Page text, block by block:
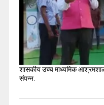
शासकीय उच्च माध्यमिक
संपन्न.